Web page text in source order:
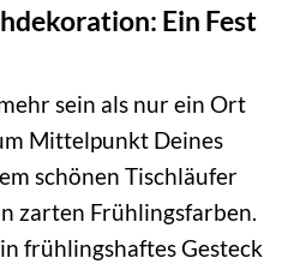
Ein Fest
sein als nur ein Ort
Mittelpunkt Deines
schönen Tischläufer
zarten Frühlingsfarben.
frühlingshaftes Gesteck